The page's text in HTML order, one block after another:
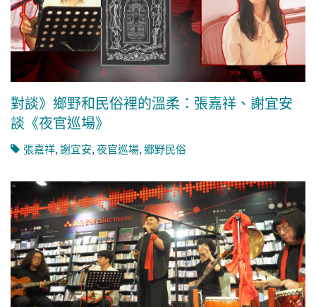
對談》鄉野和民俗裡的溫柔：張嘉祥、謝宜安
談《夜官巡場》
張嘉祥,謝宜安,夜官巡場,鄉野民俗